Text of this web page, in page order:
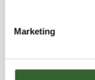
Marketing
Llers |